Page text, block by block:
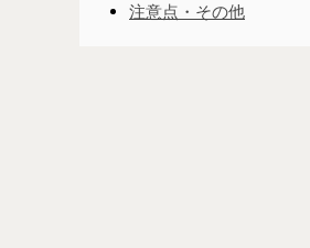
注意点・その他